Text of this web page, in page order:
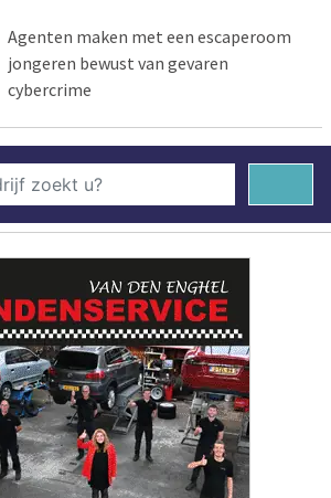
Agenten maken met een escaperoom
jongeren bewust van gevaren
cybercrime